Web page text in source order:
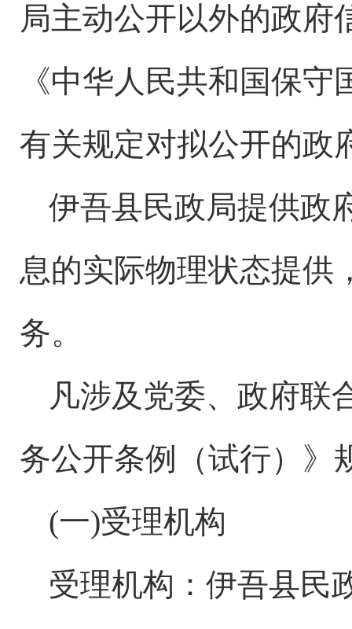
局主动公开以外的政府
《中华人民共和国保
有关规定对拟公开的政
伊吾县民政局提供政
息的实际物理状态提供
务。
凡涉及党委、政府联
务公开条例（试行）》
(一)受理机构
受理机构：伊吾县民